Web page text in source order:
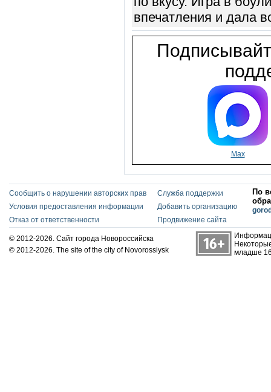
впечатления и дала
Max
Сообщить о нарушении авторских прав
Условия предоставления информации
Отказ от ответственности
Служба поддержки
Добавить организацию
Продвижение сайта
По
© 2012-2026. Сайт города Новороссийска
© 2012-2026. The site of the city of Novorossiysk
младше